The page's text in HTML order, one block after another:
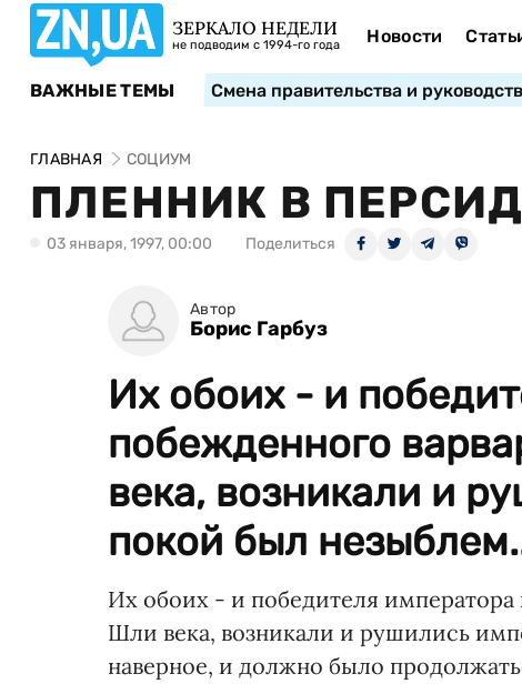
ЗЕРКАЛО НЕДЕЛИ
не подводим с 1994-го года Новости
ВАЖНЫЕ ТЕМЫ Смена правительства и
ГЛАВНАЯ СОЦИУМ
ПЛЕННИК В
03 января, 1997, 00:00 Поделиться
Автор
Борис Гарбуз
Их обоих - и
побежденного
века, возникали и
покой был
Их обоих - и победителя императора
Шли века, возникали и рушились
наверное, и должно было